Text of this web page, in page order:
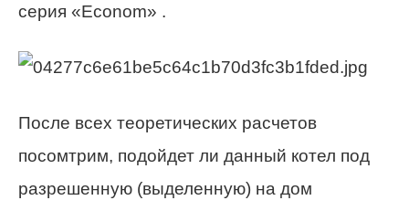
серия «Econom» .
После всех теоретических расчетов
посомтрим, подойдет ли данный котел под
разрешенную (выделенную) на дом